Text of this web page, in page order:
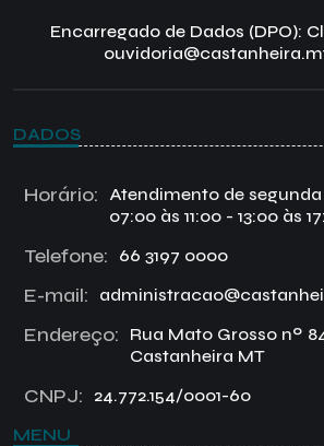
Encarregado de Dados (DPO):
DADOS
Horário:
Atendimento de
07:00 às 11:00 - 13:00 às
Telefone: 66 3197 0000
E-mail:
Endereço:
Rua Mato Grosso nº
Castanheira MT
CNPJ: 24.772.154/0001-60
MENU